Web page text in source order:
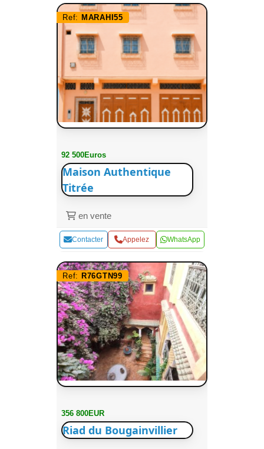
Ref: MARAHI55
92 500Euros
Maison Authentique
Titrée
en vente
Contacter Appelez WhatsApp
Ref: R76GTN99
356 800EUR
Riad du Bougainvillier